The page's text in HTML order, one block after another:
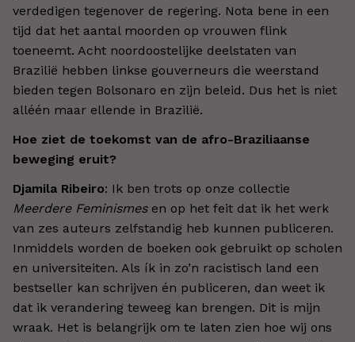
verdedigen tegenover de regering. Nota bene in een
tijd dat het aantal moorden op vrouwen flink
toeneemt. Acht noordoostelijke deelstaten van
Brazilië hebben linkse gouverneurs die weerstand
bieden tegen Bolsonaro en zijn beleid. Dus het is niet
alléén maar ellende in Brazilië.
Hoe ziet de toekomst van de afro-Braziliaanse
beweging eruit?
Djamila Ribeiro: Ik ben trots op onze collectie
Meerdere Feminismesen op het feit dat ik het werk
van zes auteurs zelfstandig heb kunnen publiceren.
Inmiddels worden de boeken ook gebruikt op scholen
en universiteiten. Als ík in zo’n racistisch land een
bestseller kan schrijven én publiceren, dan weet ik
dat ik verandering teweeg kan brengen. Dit is mijn
wraak. Het is belangrijk om te laten zien hoe wij ons